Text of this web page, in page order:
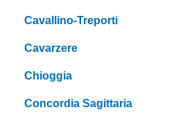
Cavallino-Treporti
Cavarzere
Chioggia
Concordia Sagittaria